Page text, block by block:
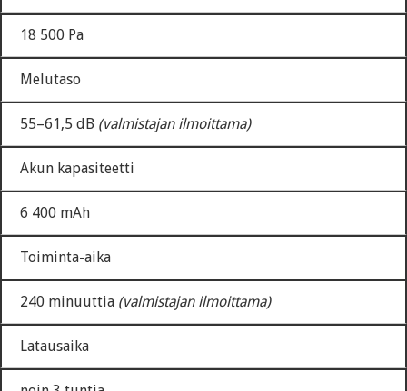
18 500 Pa
Melutaso
55–61,5 dB (valmistajan ilmoittama)
Akun kapasiteetti
6 400 mAh
Toiminta-aika
240 minuuttia (valmistajan ilmoittama)
Latausaika